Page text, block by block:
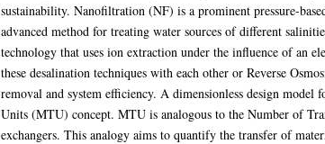
sustainability. Nanofiltration (NF) is a prominent pressure-
advanced method for treating water sources of different
technology that uses ion extraction under the influence of an
these desalination techniques with each other or Reverse
removal and system efficiency. A dimensionless design
Units (MTU) concept. MTU is analogous to the Number of
exchangers. This analogy aims to quantify the transfer of